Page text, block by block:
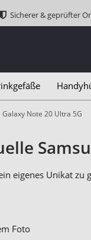
Sicherer & geprüfter
Galaxy Note 20 Ultra 5G
eigenes Unikat
Foto